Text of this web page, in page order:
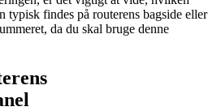
typisk findes på routerens bagside eller
da du skal bruge denne